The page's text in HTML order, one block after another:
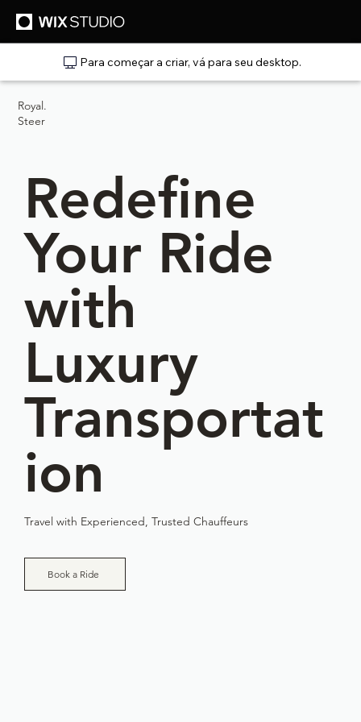
Para começar a criar, vá para seu desktop.